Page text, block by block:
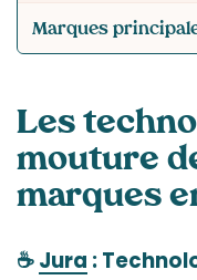
Marques
Les
mouture
marques
☕ Jura :